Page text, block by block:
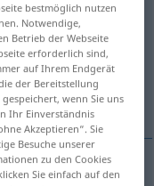
antippen)
bestmöglich nutzen
Notwendige,
Betrieb der Webseite
erforderlich sind,
auf Ihrem Endgerät
der Bereitstellung
wenn Sie uns
Ihr Einverständnis
Akzeptieren“. Sie
Besuche unserer
zu den Cookies
Sie einfach auf den